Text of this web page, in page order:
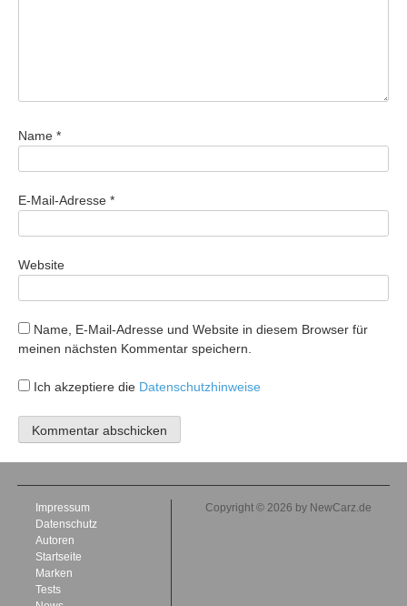
Name *
E-Mail-Adresse *
Website
Name, E-Mail-Adresse und Website in diesem Browser für
meinen nächsten Kommentar speichern.
Ich akzeptiere die Datenschutzhinweise
Impressum
Datenschutz
Autoren
Startseite
Marken
Tests
Copyright © 2026 by NewCarz.de